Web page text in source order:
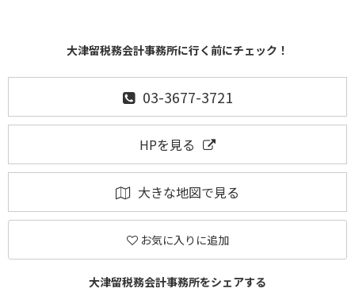
大津留税務会計事務所に行く前にチェック！
03-3677-3721
HPを見る
大きな地図で見る
お気に入りに追加
大津留税務会計事務所をシェアする